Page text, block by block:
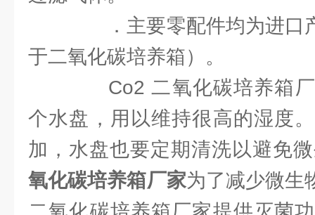
．主要零配件均为进口
于二氧化碳培养箱）。
Co2 二氧化碳培养箱厂
个水盘，用以维持很高的湿度
加，水盘也要定期清洗以避免
氧化碳培养箱厂家为了减少微生